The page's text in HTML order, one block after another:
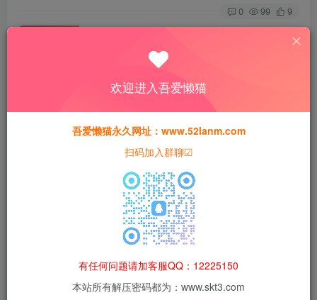
0 99 9
此内容为付费资源，请付费后查看
猫粮30
黄金会员猫粮15 钻石会员 免费
本站所有资源均为网络收集整理而来，仅供学习研究使用，请在下
载后24h内删除，谢谢合作！
默认解压密码：www.52lanm.com
本站资源仅用于学习交流，禁止商业运营与违法、侵权
等非法行为；资源下载后请于 24 小时内删除，违规后
欢迎进入吾爱懒猫
吾爱懒猫永久网址：www.52lanm.com
扫码加入群聊☑
有任何问题请加客服QQ：12225150
本站所有解压密码都为：www.skt3.com